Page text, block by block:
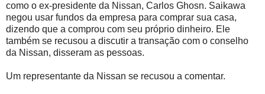
como o ex-presidente da Nissan, Carlos Ghosn. Saikawa
negou usar fundos da empresa para comprar sua casa,
dizendo que a comprou com seu próprio dinheiro. Ele
também se recusou a discutir a transação com o conselho
da Nissan, disseram as pessoas.
Um representante da Nissan se recusou a comentar.